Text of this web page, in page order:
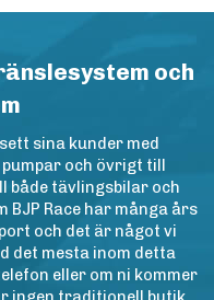
och
sina kunder med
och övrigt till
både tävlingsbilar och
BJP Race har många års
och det är något vi
det mesta inom detta
eller om ni kommer